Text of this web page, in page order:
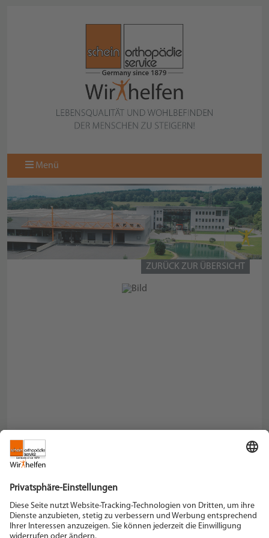
Menü
ZURÜCK ZUR ÜBERSICHT
Schein Orthopädie Service KG
42897 Remscheid
Tel. +49 2191 910-0